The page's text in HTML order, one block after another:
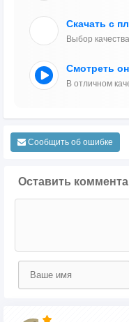
Скачать с
Выбор
Смотреть
В отличном
Сообщить об ошибке
Оставить